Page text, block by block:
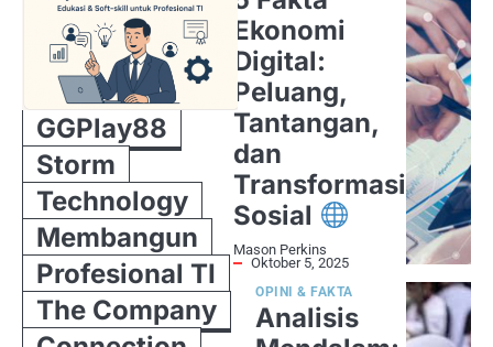
GGPlay88
Storm
Technology
Membangun
Profesional TI
The Company
Ekonomi
Digital:
Peluang,
Tantangan,
dan
Transformasi
Sosial
Mason Perkins
Oktober 5, 2025
Analisis
OPINI & FAKTA